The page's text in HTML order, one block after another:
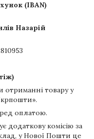
(IBAN)
Назарій
отриманні товару у
оплатою.
додаткову комісію за
у Нової Пошти це